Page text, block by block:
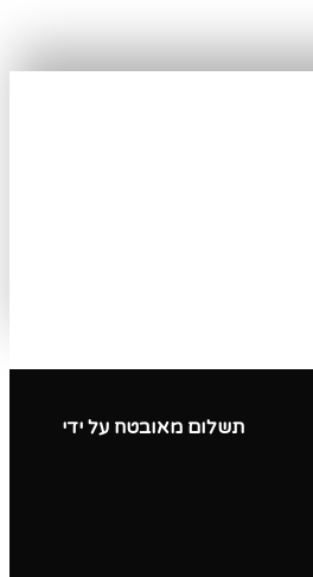
תשלום מאובטח על ידי